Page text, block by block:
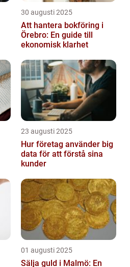
30 augusti 2025
Att hantera bokföring i
Örebro: En guide till
ekonomisk klarhet
23 augusti 2025
Hur företag använder big
data för att förstå sina
kunder
01 augusti 2025
Sälja guld i Malmö: En